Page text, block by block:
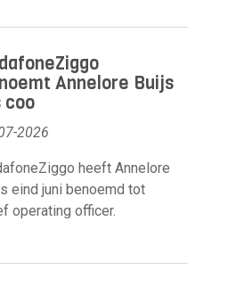
Annelore Buijs
coo
2026
heeft Annelore
eind juni benoemd tot
operating officer.